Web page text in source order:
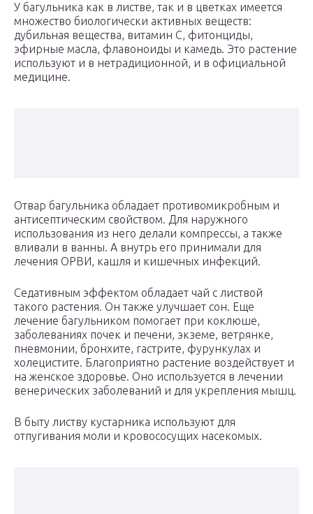
У багульника как в листве, так и в цветках имеется
множество биологически активных веществ:
дубильная вещества, витамин С, фитонциды,
эфирные масла, флавоноиды и камедь. Это растение
используют и в нетрадиционной, и в официальной
медицине.
Отвар багульника обладает противомикробным и
антисептическим свойством. Для наружного
использования из него делали компрессы, а также
вливали в ванны. А внутрь его принимали для
лечения ОРВИ, кашля и кишечных инфекций.
Седативным эффектом обладает чай с листвой
такого растения. Он также улучшает сон. Еще
лечение багульником помогает при коклюше,
заболеваниях почек и печени, экземе, ветрянке,
пневмонии, бронхите, гастрите, фурункулах и
холецистите. Благоприятно растение воздействует и
на женское здоровье. Оно используется в лечении
венерических заболеваний и для укрепления мышц.
В быту листву кустарника используют для
отпугивания моли и кровососущих насекомых.